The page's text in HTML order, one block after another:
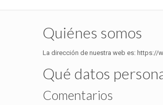
Quiénes somos
La dirección de nuestra web es: https://
Qué datos
Comentarios